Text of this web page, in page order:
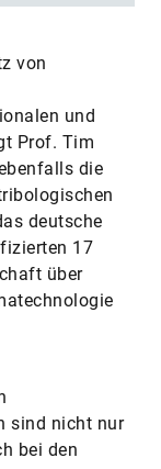
von
und
Prof. Tim
die
deutsche
17
über
sind nicht nur
bei den